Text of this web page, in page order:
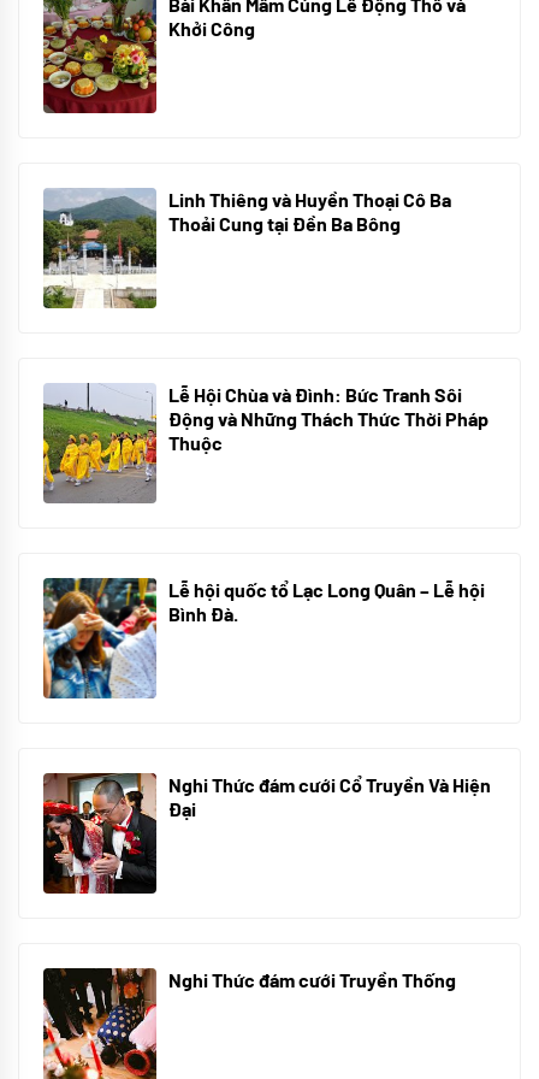
Khởi Công
Linh Thiêng và Huyền Thoại Cô Ba
Thoải Cung tại Đền Ba Bông
Lễ Hội Chùa và Đình: Bức Tranh Sôi
Động và Những Thách Thức Thời Pháp
Thuộc
Lễ hội quốc tổ Lạc Long Quân – Lễ hội
Bình Đà.
Nghi Thức đám cưới Cổ Truyền Và Hiện
Đại
Nghi Thức đám cưới Truyền Thống